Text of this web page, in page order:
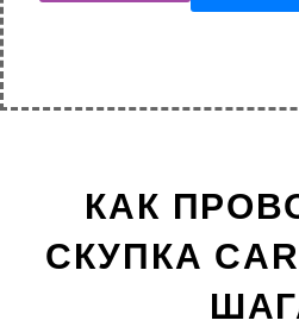
КАК
СКУПКА